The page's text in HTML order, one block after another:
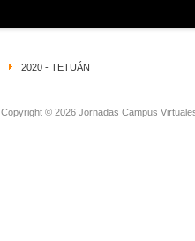
2020 - TETUÁN
Copyright © 2026 Jornadas Campus